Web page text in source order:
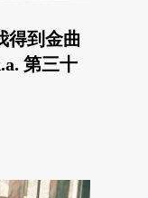
得到金曲
第三十